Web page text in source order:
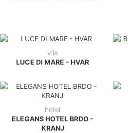
vila
LUCE DI MARE - HVAR
hotel
ELEGANS HOTEL BRDO -
KRANJ